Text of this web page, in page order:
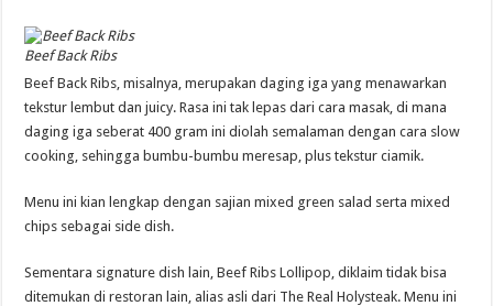
Beef Back Ribs
Beef Back Ribs, misalnya, merupakan daging iga yang menawarkan
tekstur lembut dan juicy. Rasa ini tak lepas dari cara masak, di mana
daging iga seberat 400 gram ini diolah semalaman dengan cara slow
cooking, sehingga bumbu-bumbu meresap, plus tekstur ciamik.
Menu ini kian lengkap dengan sajian mixed green salad serta mixed
chips sebagai side dish.
Sementara signature dish lain, Beef Ribs Lollipop, diklaim tidak bisa
ditemukan di restoran lain, alias asli dari The Real Holysteak. Menu ini